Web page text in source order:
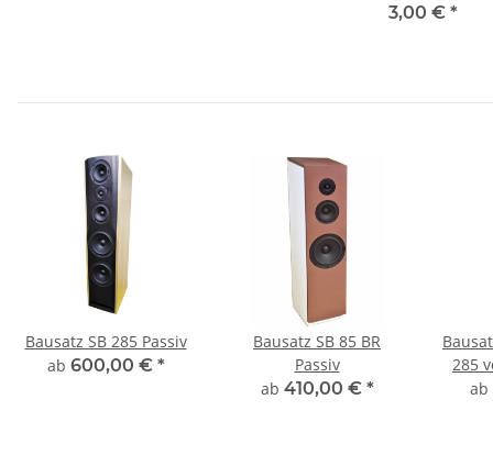
3,00 € *
Bausatz SB 285 Passiv
ab 600,00 € *
Bausatz SB 85 BR
Passiv
ab 410,00 € *
285
ab